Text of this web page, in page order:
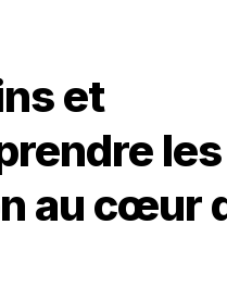
et
les
au cœur